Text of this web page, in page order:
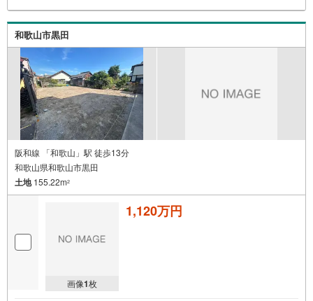
和歌山市黒田
阪和線 「和歌山」駅 徒歩13分
和歌山県和歌山市黒田
土地155.22m2
画像1枚
1,120万円